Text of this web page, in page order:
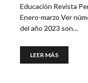
Educación Revista
Enero-marzo Ver
del año 2023 son…
LEER MÁS